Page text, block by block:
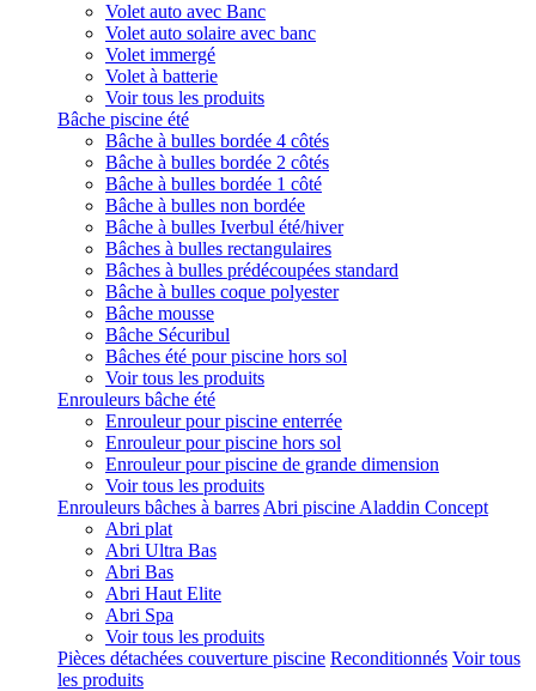
Volet auto avec Banc
Volet auto solaire avec banc
Volet immergé
Volet à batterie
Voir tous les produits
Bâche piscine été
Bâche à bulles bordée 4 côtés
Bâche à bulles bordée 2 côtés
Bâche à bulles bordée 1 côté
Bâche à bulles non bordée
Bâche à bulles Iverbul été/hiver
Bâches à bulles rectangulaires
Bâches à bulles prédécoupées standard
Bâche à bulles coque polyester
Bâche mousse
Bâche Sécuribul
Bâches été pour piscine hors sol
Voir tous les produits
Enrouleurs bâche été
Enrouleur pour piscine enterrée
Enrouleur pour piscine hors sol
Enrouleur pour piscine de grande dimension
Voir tous les produits
Enrouleurs bâches à barres Abri piscine Aladdin Concept
Abri plat
Abri Ultra Bas
Abri Bas
Abri Haut Elite
Abri Spa
Voir tous les produits
Pièces détachées couverture piscine Reconditionnés Voir tous
les produits